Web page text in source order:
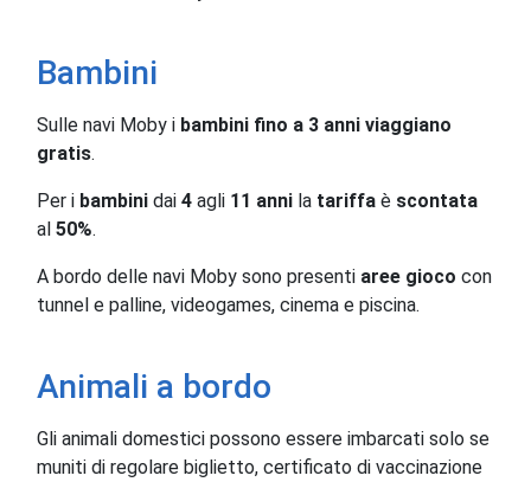
Bambini
Sulle navi Moby i bambini fino a 3 anni viaggiano
gratis.
Per i bambini dai 4 agli 11 anni la tariffa è scontata
al 50%.
A bordo delle navi Moby sono presenti aree gioco con
tunnel e palline, videogames, cinema e piscina.
Animali a bordo
Gli animali domestici possono essere imbarcati solo se
muniti di regolare biglietto, certificato di vaccinazione